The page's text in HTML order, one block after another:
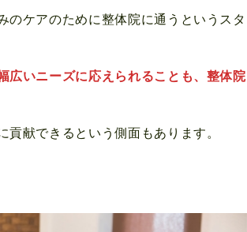
のケアのために整体院に通うというスタ
広いニーズに応えられることも、整体院
献できるという側面もあります。